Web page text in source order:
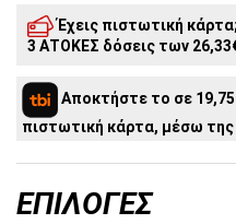
Έχεις πιστωτική
3 ΑΤΟΚΕΣ δόσεις των
2άτοκες δόσεις:
Αποκτήστε το σε
πιστωτική κάρτα, μέσω
ΕΠΙΛΟΓΈΣ